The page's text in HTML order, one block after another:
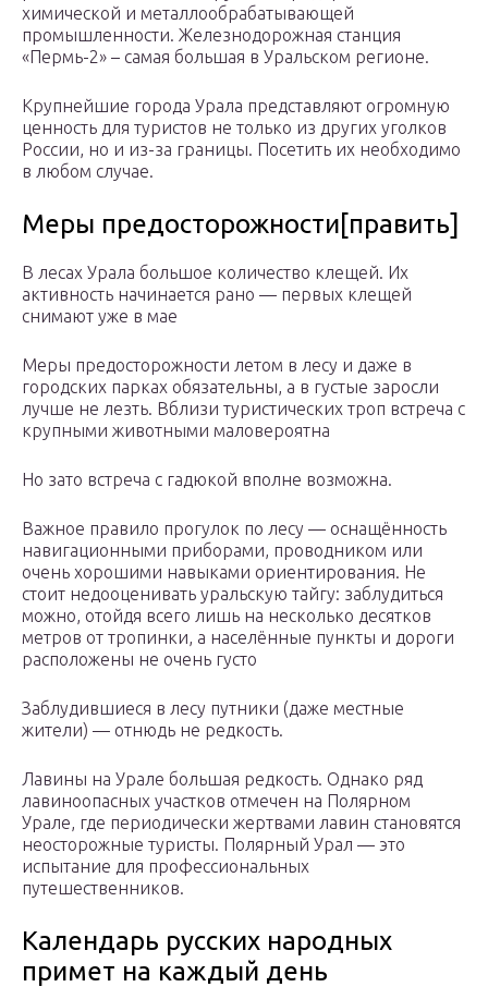
химической и металлообрабатывающей
промышленности. Железнодорожная станция
«Пермь-2» – самая большая в Уральском регионе.
Крупнейшие города Урала представляют огромную
ценность для туристов не только из других уголков
России, но и из-за границы. Посетить их необходимо
в любом случае.
Меры предосторожности[править]
В лесах Урала большое количество клещей. Их
активность начинается рано — первых клещей
снимают уже в мае
Меры предосторожности летом в лесу и даже в
городских парках обязательны, а в густые заросли
лучше не лезть. Вблизи туристических троп встреча с
крупными животными маловероятна
Но зато встреча с гадюкой вполне возможна.
Важное правило прогулок по лесу — оснащённость
навигационными приборами, проводником или
очень хорошими навыками ориентирования. Не
стоит недооценивать уральскую тайгу: заблудиться
можно, отойдя всего лишь на несколько десятков
метров от тропинки, а населённые пункты и дороги
расположены не очень густо
Заблудившиеся в лесу путники (даже местные
жители) — отнюдь не редкость.
Лавины на Урале большая редкость. Однако ряд
лавиноопасных участков отмечен на Полярном
Урале, где периодически жертвами лавин становятся
неосторожные туристы. Полярный Урал — это
испытание для профессиональных
путешественников.
Календарь русских народных
примет на каждый день